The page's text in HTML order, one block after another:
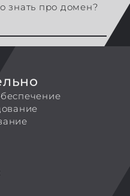
знать про домен?